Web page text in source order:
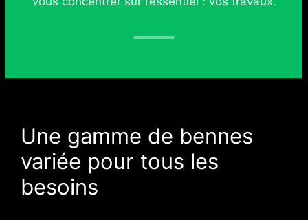
Une gamme de bennes
variée pour tous les
besoins